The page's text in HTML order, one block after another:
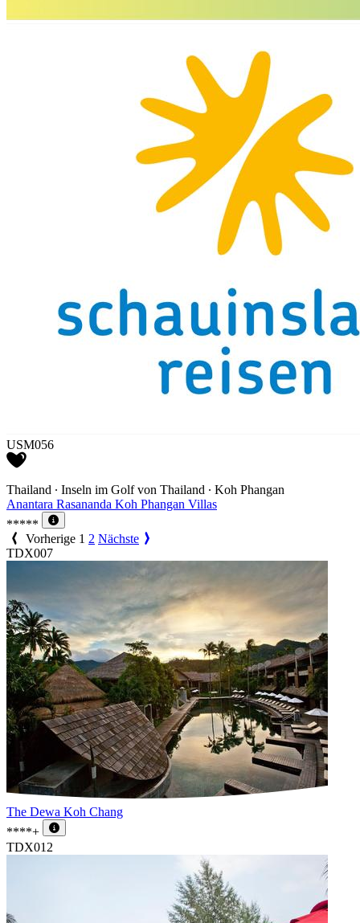
USM056
Thailand ∙ Inseln im Golf von Thailand ∙ Koh Phangan
Anantara Rasananda Koh Phangan Villas
*****
Vorherige 1 2 Nächste
TDX007
The Dewa Koh Chang
****+
TDX012